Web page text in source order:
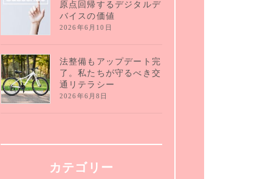
原点回帰するデジタルデ
バイスの価値
2026年6月10日
法整備もアップデート完
了。私たちが守るべき交
通リテラシー
2026年6月8日
カテゴリー